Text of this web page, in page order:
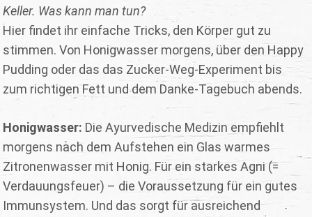
Keller. Was kann man tun?
Hier findet ihr einfache Tricks, den Körper gut zu
stimmen. Von Honigwasser morgens, über den Happy
Pudding oder das das Zucker-Weg-Experiment bis
zum richtigen Fett und dem Danke-Tagebuch abends.
Honigwasser: Die Ayurvedische Medizin empfiehlt
morgens nach dem Aufstehen ein Glas warmes
Zitronenwasser mit Honig. Für ein starkes Agni (=
Verdauungsfeuer) – die Voraussetzung für ein gutes
Immunsystem. Und das sorgt für ausreichend